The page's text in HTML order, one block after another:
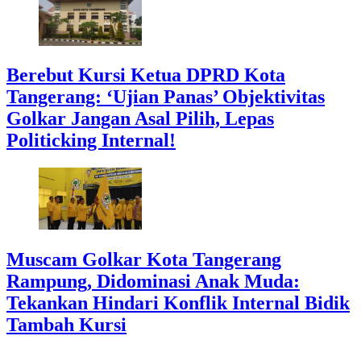
Berebut Kursi Ketua DPRD Kota
Tangerang: ‘Ujian Panas’ Objektivitas
Golkar Jangan Asal Pilih, Lepas
Politicking Internal!
Muscam Golkar Kota Tangerang
Rampung, Didominasi Anak Muda:
Tekankan Hindari Konflik Internal Bidik
Tambah Kursi